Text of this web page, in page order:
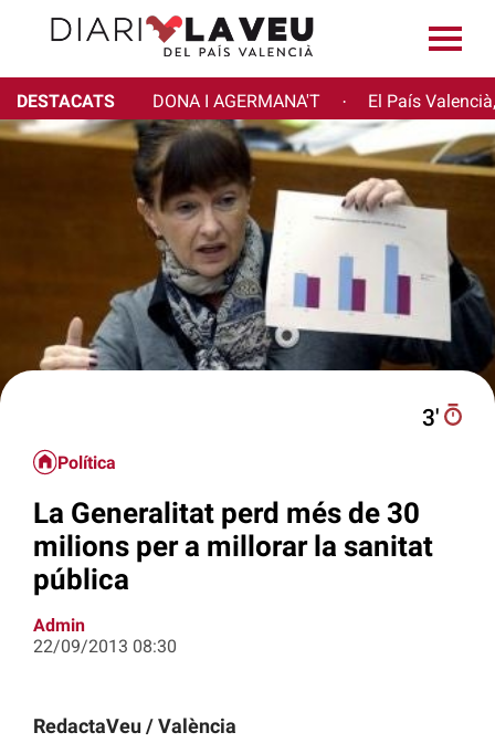
DESTACATS DONA I AGERMANA'T · El País
3′
Política
La Generalitat perd més de 30
milions per a millorar la sanitat
pública
Admin
22/09/2013 08:30
RedactaVeu / València